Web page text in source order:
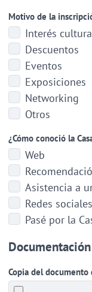
Motivo de la
Interés
Descuentos
Eventos
Exposiciones
Networking
Otros
¿Cómo conoció la
Web
Asistencia a
Redes sociales
Pasé por la
Documentación
Copia del